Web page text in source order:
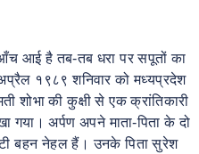
आई है तब-तब धरा पर सपूतों का
१९८९ शनिवार को मध्यप्रदेश
शोभा की कुक्षी से एक क्रांतिकारी
गया। अर्पण अपने माता-पिता के दो
बहन नेहल हैं। उनके पिता सुरेश